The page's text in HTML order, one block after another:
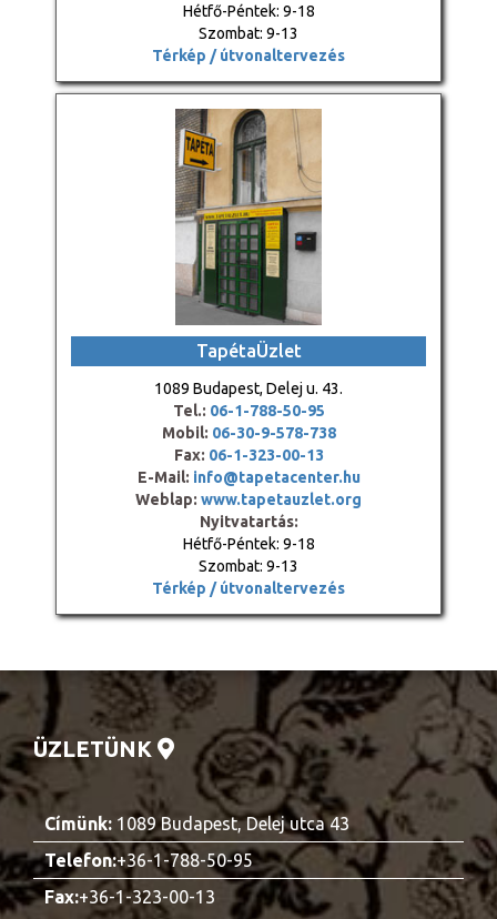
Hétfő-Péntek: 9-18
Szombat: 9-13
Térkép / útvonaltervezés
TapétaÜzlet
1089 Budapest, Delej u. 43.
Tel.: 06-1-788-50-95
Mobil: 06-30-9-578-738
Fax: 06-1-323-00-13
E-Mail: info@tapetacenter.hu
Weblap: www.tapetauzlet.org
Nyitvatartás:
Hétfő-Péntek: 9-18
Szombat: 9-13
Térkép / útvonaltervezés
ÜZLETÜNK
Címünk: 1089 Budapest, Delej utca 43
Telefon:+36-1-788-50-95
Fax:+36-1-323-00-13